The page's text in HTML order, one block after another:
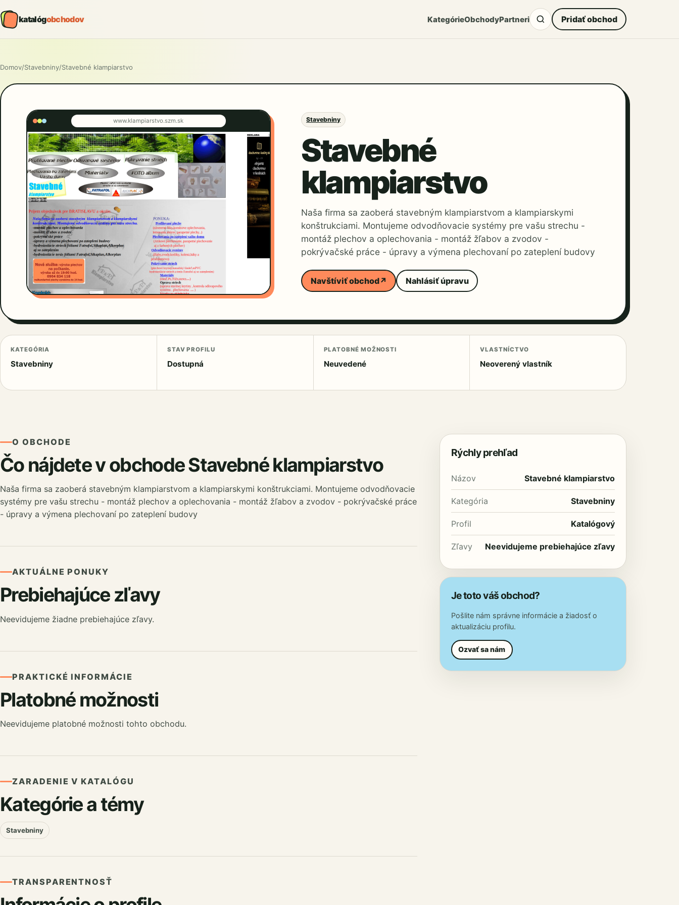
katalógobchodov KategórieObchodyPartneri Pridať obchod
Domov/Stavebniny/Stavebné klampiarstvo
www.klampiarstvo.szm.sk Stavebniny
Stavebné
klampiarstvo
Naša firma sa zaoberá stavebným klampiarstvom a klampiarskymi
konštrukciami. Montujeme odvodňovacie systémy pre vašu strechu -
montáž plechov a oplechovania - montáž žľabov a zvodov -
pokrývačské práce - úpravy a výmena plechovaní po zateplení budovy
Navštíviť obchod↗ Nahlásiť úpravu
KATEGÓRIA
Stavebniny
STAV PROFILU
Dostupná
PLATOBNÉ MOŽNOSTI
Neuvedené
VLASTNÍCTVO
Neoverený vlastník
O OBCHODE
Čo nájdete v obchode Stavebné klampiarstvo
Naša firma sa zaoberá stavebným klampiarstvom a klampiarskymi konštrukciami. Montujeme odvodňovacie
systémy pre vašu strechu - montáž plechov a oplechovania - montáž žľabov a zvodov - pokrývačské práce
- úpravy a výmena plechovaní po zateplení budovy
AKTUÁLNE PONUKY
Prebiehajúce zľavy
Neevidujeme žiadne prebiehajúce zľavy.
PRAKTICKÉ INFORMÁCIE
Platobné možnosti
Neevidujeme platobné možnosti tohto obchodu.
ZARADENIE V KATALÓGU
Kategórie a témy
Stavebniny
TRANSPARENTNOSŤ
Rýchly prehľad
Názov Stavebné klampiarstvo
Kategória Stavebniny
Profil Katalógový
Zľavy Neevidujeme prebiehajúce zľavy
Je toto váš obchod?
Pošlite nám správne informácie a žiadosť o
aktualizáciu profilu.
Ozvať sa nám